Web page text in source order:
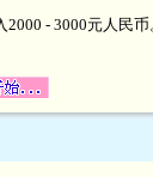
- 3000元人民